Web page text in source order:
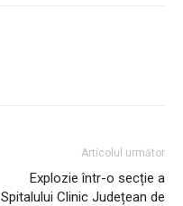
Articolul următor
Explozie într-o secție a
Spitalului Clinic Județean de